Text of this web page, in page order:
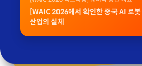
[WAIC 2026에서 확인한 중국 AI 로봇
산업의 실체